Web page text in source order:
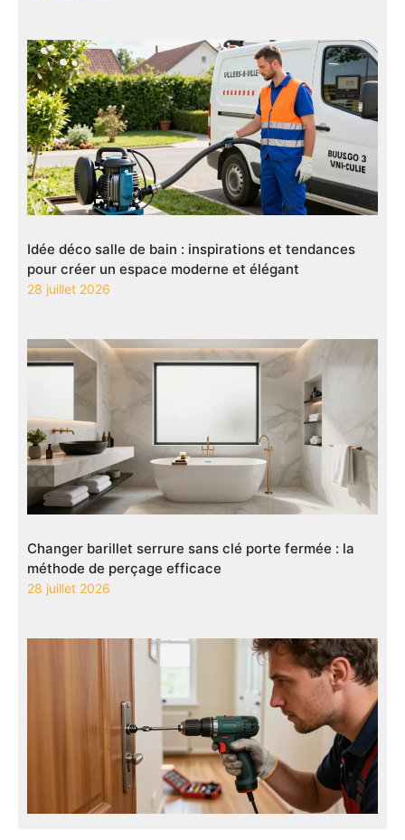
Idée déco salle de bain : inspirations et tendances
pour créer un espace moderne et élégant
28 juillet 2026
Changer barillet serrure sans clé porte fermée : la
méthode de perçage efficace
28 juillet 2026